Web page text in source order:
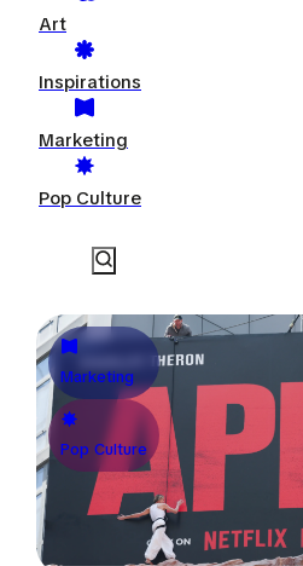
Art
Inspirations
Marketing
Pop Culture
Marketing
Pop Culture